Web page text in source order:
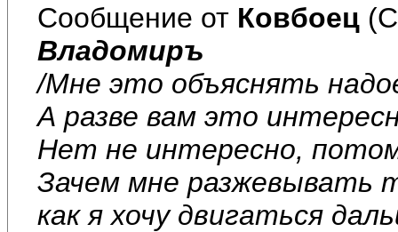
Сообщение от Ковбоец
Владомиръ
/Мне это объяснять
А разве вам это
Нет не интересно,
Зачем мне разжевывать
как я хочу двигаться